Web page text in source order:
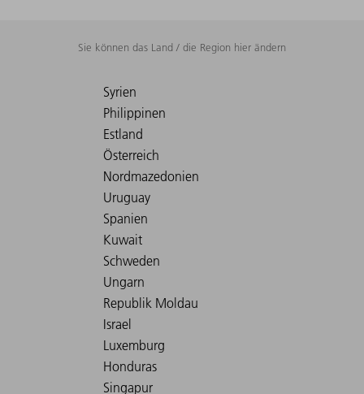
Sie können das Land / die Region hier ändern